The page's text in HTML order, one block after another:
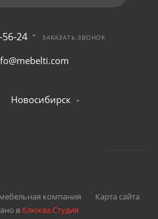
24 ЗАКАЗАТЬ ЗВОНОК
Новосибирск
компания
Карта сайта
в Клюква.Студия